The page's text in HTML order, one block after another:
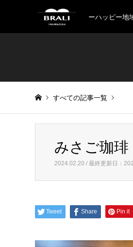
ーハッピー地
すべての記事一覧
みさご珈琲
みさご珈琲
2024.02.20 / 最終更新日：
Tweet Share Pin it